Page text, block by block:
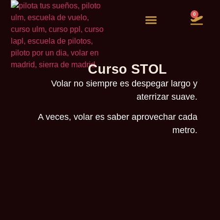
0
Curso STOL
Volar no siempre es despegar largo y
aterrizar suave.
A veces, volar es saber aprovechar cada
metro.